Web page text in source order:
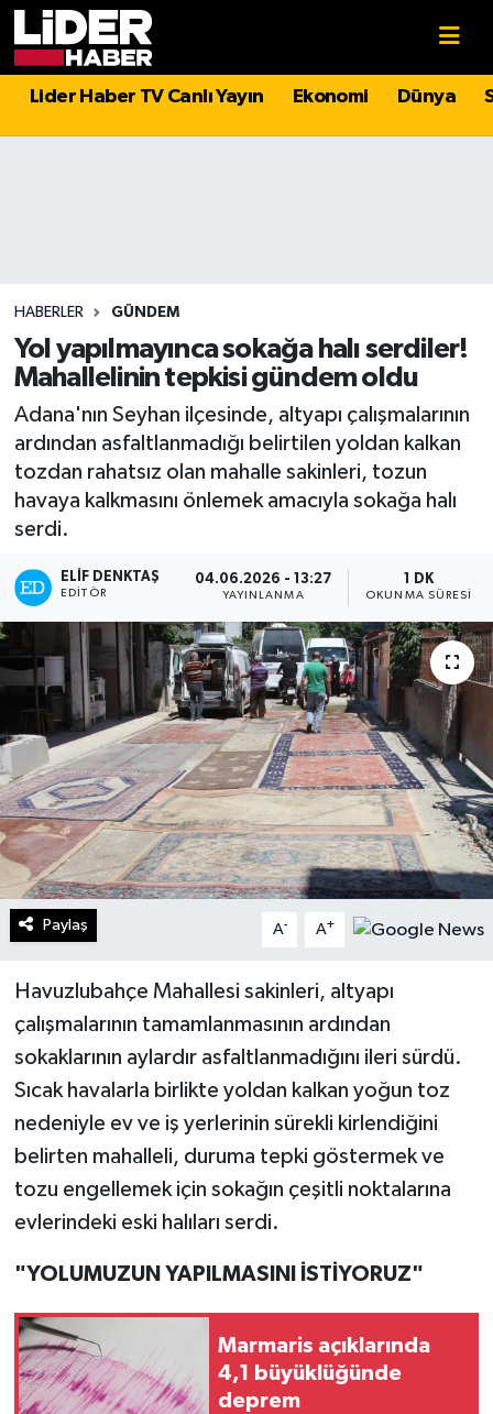
Lider Haber TV Canlı Yayın Ekonomi Dünya
HABERLER GÜNDEM
Yol yapılmayınca sokağa halı serdiler!
Mahallelinin tepkisi gündem oldu
Adana'nın Seyhan ilçesinde, altyapı çalışmalarının
ardından asfaltlanmadığı belirtilen yoldan kalkan
tozdan rahatsız olan mahalle sakinleri, tozun
havaya kalkmasını önlemek amacıyla sokağa halı
serdi.
ELIF DENKTAŞ
EDITÖR
04.06.2026 - 13:27
YAYINLANMA
1 DK
OKUNMA SÜRESI
Paylaş A- A+
Havuzlubahçe Mahallesi sakinleri, altyapı
çalışmalarının tamamlanmasının ardından
sokaklarının aylardır asfaltlanmadığını ileri sürdü.
Sıcak havalarla birlikte yoldan kalkan yoğun toz
nedeniyle ev ve iş yerlerinin sürekli kirlendiğini
belirten mahalleli, duruma tepki göstermek ve
tozu engellemek için sokağın çeşitli noktalarına
evlerindeki eski halıları serdi.
"YOLUMUZUN YAPILMASINI İSTİYORUZ"
Marmaris açıklarında
4,1 büyüklüğünde
deprem
Politika
Magazin
Spor
Sağlık
Teknoloji
Turizm
Kültür - Sanat
Lider Haber TV Canlı Yayın izle
Hava Durumu
Süper Lig Puan Durumu ve Fikstür
Tüm Manşetler
Son Dakika Haberleri
Haber Arşivi